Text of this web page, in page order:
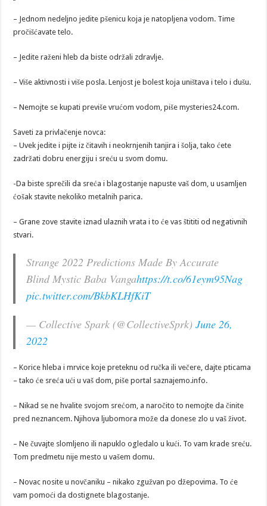
– Jednom nedeljno jedite pšenicu koja je natopljena vodom. Time
pročišćavate telo.
– Jedite raženi hleb da biste održali zdravlje.
– Više aktivnosti i više posla. Lenjost je bolest koja uništava i telo i dušu.
– Nemojte se kupati previše vrućom vodom, piše mysteries24.com.
Saveti za privlačenje novca:
– Uvek jedite i pijte iz čitavih i neokrnjenih tanjira i šolja, tako ćete
zadržati dobru energiju i sreću u svom domu.
-Da biste sprečili da sreća i blagostanje napuste vaš dom, u usamljen
ćošak stavite nekoliko metalnih parica.
– Grane zove stavite iznad ulaznih vrata i to će vas štititi od negativnih
stvari.
Strange 2022 Predictions Made By Accurate
Blind Mystic Baba Vangahttps://t.co/61eym95Nag
pic.twitter.com/BkbKLHfKiT
— Collective Spark (@CollectiveSprk)June 26,
2022
– Korice hleba i mrvice koje preteknu od ručka ili večere, dajte pticama
– tako će sreća ući u vaš dom, piše portal saznajemo.info.
– Nikad se ne hvalite svojom srećom, a naročito to nemojte da činite
pred neznancem. Njihova ljubomora može da donese zlo u vaš život.
– Ne čuvajte slomljeno ili napuklo ogledalo u kući. To vam krade sreću.
Tom predmetu nije mesto u vašem domu.
– Novac nosite u novčaniku – nikako zgužvan po džepovima. To će
vam pomoći da dostignete blagostanje.